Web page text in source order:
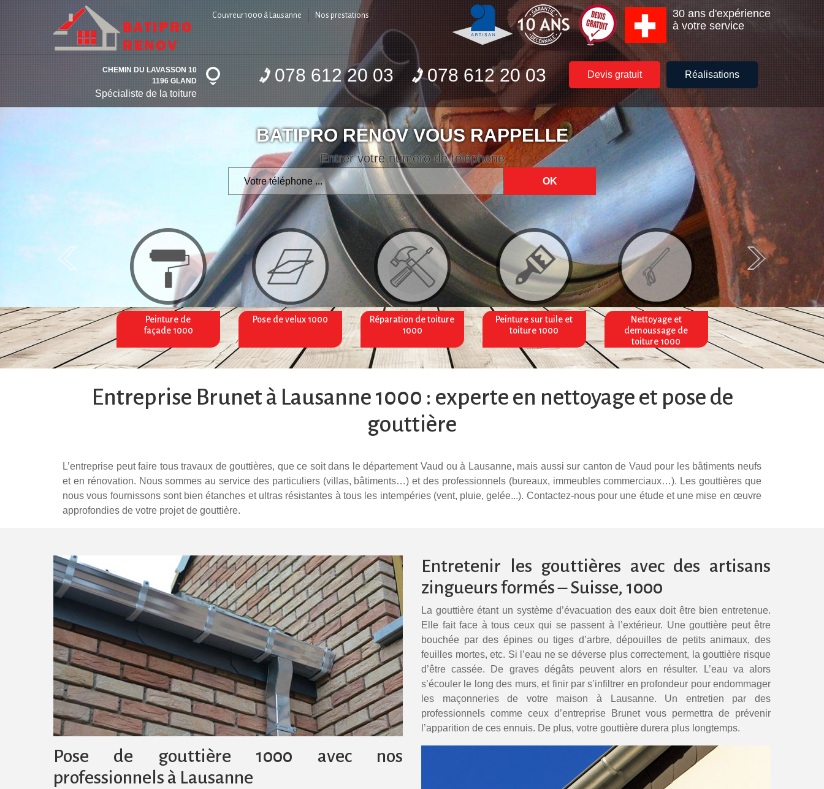
30 ans d'expérience
à votre service
Couvreur 1000 à Lausanne Nos prestations
CHEMIN DU LAVASSON 10
1196 GLAND
Spécialiste de la toiture
078 612 20 03 078 612 20 03 Devis gratuit Réalisations
BATIPRO RENOV VOUS RAPPELLE
Entrer votre numero de téléphone
Couverture toiture
Peinture de
façade 1000
Pose de velux 1000
Réparation de toiture
1000
Peinture sur tuile et
toiture 1000
Nettoyage et
demoussage de
toiture 1000
Pose et nettoyage de
gouttières 1000
Entreprise Brunet à Lausanne 1000 : experte en nettoyage et pose de
gouttière
L’entreprise peut faire tous travaux de gouttières, que ce soit dans le département Vaud ou à Lausanne, mais aussi sur canton de Vaud pour les bâtiments neufs
et en rénovation. Nous sommes au service des particuliers (villas, bâtiments…) et des professionnels (bureaux, immeubles commerciaux…). Les gouttières que
nous vous fournissons sont bien étanches et ultras résistantes à tous les intempéries (vent, pluie, gelée...). Contactez-nous pour une étude et une mise en œuvre
approfondies de votre projet de gouttière.
Entretenir les gouttières avec des artisans
zingueurs formés – Suisse, 1000
La gouttière étant un système d’évacuation des eaux doit être bien entretenue.
Elle fait face à tous ceux qui se passent à l’extérieur. Une gouttière peut être
bouchée par des épines ou tiges d’arbre, dépouilles de petits animaux, des
feuilles mortes, etc. Si l’eau ne se déverse plus correctement, la gouttière risque
d’être cassée. De graves dégâts peuvent alors en résulter. L’eau va alors
s’écouler le long des murs, et finir par s’infiltrer en profondeur pour endommager
les maçonneries de votre maison à Lausanne. Un entretien par des
professionnels comme ceux d’entreprise Brunet vous permettra de prévenir
l’apparition de ces ennuis. De plus, votre gouttière durera plus longtemps.
Pose de gouttière 1000 avec nos
professionnels à Lausanne